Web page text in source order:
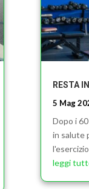
RESTA
5 Mag
Dopo i
in salute
leggi